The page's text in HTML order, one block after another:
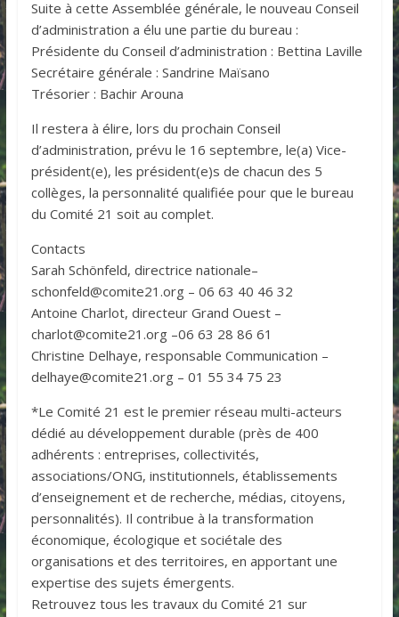
Suite à cette Assemblée générale, le nouveau Conseil
d’administration a élu une partie du bureau :
Présidente du Conseil d’administration : Bettina Laville
Secrétaire générale : Sandrine Maïsano
Trésorier : Bachir Arouna
Il restera à élire, lors du prochain Conseil
d’administration, prévu le 16 septembre, le(a) Vice-
président(e), les président(e)s de chacun des 5
collèges, la personnalité qualifiée pour que le bureau
du Comité 21 soit au complet.
Contacts
Sarah Schönfeld, directrice nationale–
schonfeld@comite21.org – 06 63 40 46 32
Antoine Charlot, directeur Grand Ouest –
charlot@comite21.org –06 63 28 86 61
Christine Delhaye, responsable Communication –
delhaye@comite21.org – 01 55 34 75 23
*Le Comité 21 est le premier réseau multi-acteurs
dédié au développement durable (près de 400
adhérents : entreprises, collectivités,
associations/ONG, institutionnels, établissements
d’enseignement et de recherche, médias, citoyens,
personnalités). Il contribue à la transformation
économique, écologique et sociétale des
organisations et des territoires, en apportant une
expertise des sujets émergents.
Retrouvez tous les travaux du Comité 21 sur